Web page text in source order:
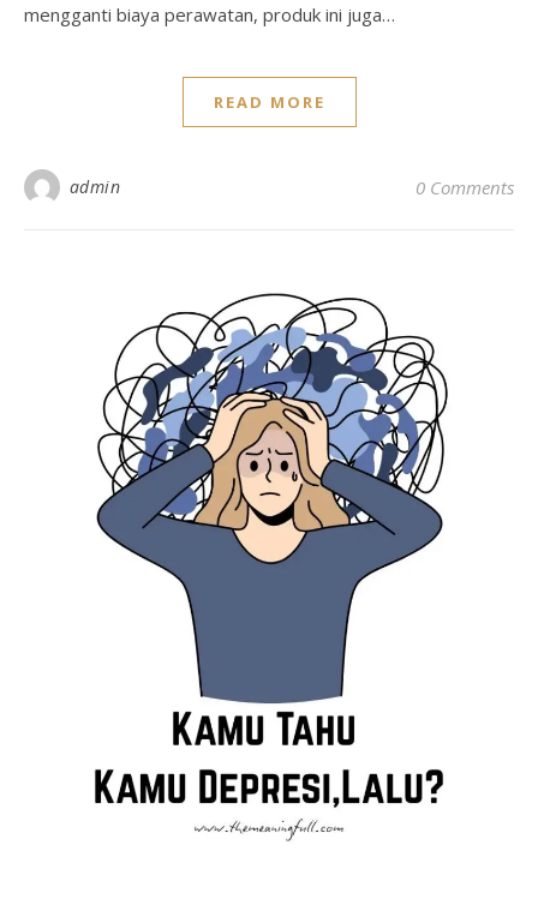
mengganti biaya perawatan, produk ini juga…
READ MORE
admin 0 Comments